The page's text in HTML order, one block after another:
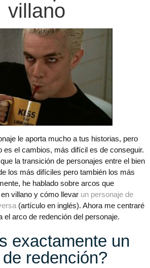
villano
le aporta mucho a tus historias, pero
es el cambios, más difícil es de conseguir.
la transición de personajes entre el bien
los más difíciles pero también los más
he hablado sobre arcos que
villano y cómo llevar un personaje de
(artículo en inglés). Ahora me centraré
el arco de redención del personaje.
exactamente un
redención?